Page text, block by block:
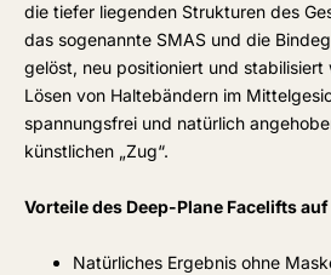
die tiefer liegenden Strukturen des
das sogenannte SMAS und die
gelöst, neu positioniert und stabilisiert
Lösen von Haltebändern im
spannungsfrei und natürlich
künstlichen „Zug“.
Vorteile des Deep-Plane Facelifts
Natürliches Ergebnis ohne